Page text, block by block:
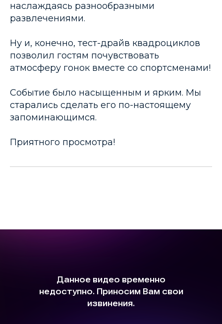
наслаждаясь разнообразными
развлечениями.
Ну и, конечно, тест-драйв квадроциклов
позволил гостям почувствовать
атмосферу гонок вместе со спортсменами!
Событие было насыщенным и ярким. Мы
старались сделать его по-настоящему
запоминающимся.
Приятного просмотра!